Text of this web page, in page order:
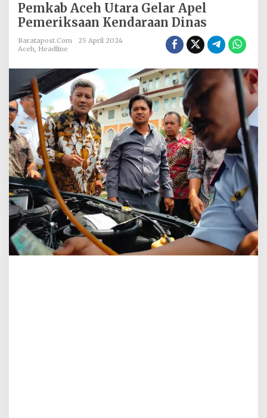
Gelar
Apel
Pemeriksaan
Pemkab Aceh Utara Gelar Apel
Pemeriksaan Kendaraan Dinas
Baratapost.com
25 April 2024
Aceh, Headline